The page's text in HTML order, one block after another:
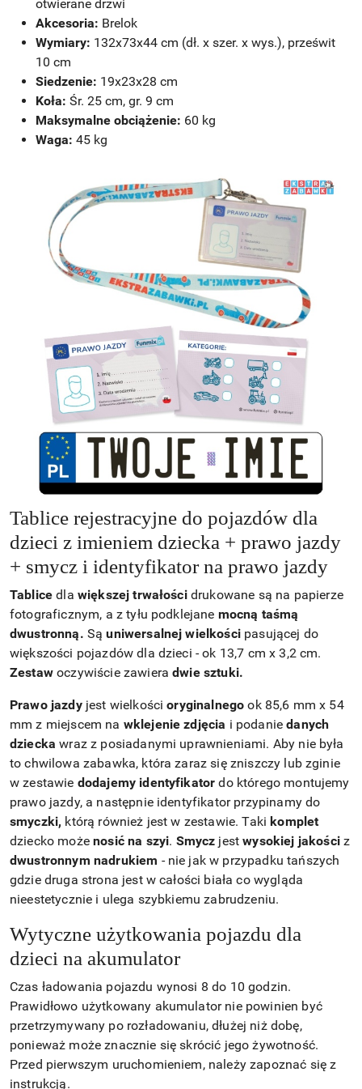
otwierane drzwi
Akcesoria: Brelok
Wymiary: 132x73x44 cm (dł. x szer. x wys.), prześwit
10 cm
Siedzenie: 19x23x28 cm
Koła: Śr. 25 cm, gr. 9 cm
Maksymalne obciążenie: 60 kg
Waga: 45 kg
Tablice rejestracyjne do pojazdów dla
dzieci z imieniem dziecka + prawo jazdy
+ smycz i identyfikator na prawo jazdy
Tablice dla większej trwałościdrukowane są na papierze
fotograficznym, a z tyłu podklejane mocną taśmą
dwustronną. Sąuniwersalnej wielkościpasującej do
większości pojazdów dla dzieci - ok 13,7 cm x 3,2 cm.
Zestawoczywiście zawieradwie sztuki.
Prawo jazdyjest wielkościoryginalnego ok 85,6 mm x 54
mm z miejscem na wklejenie zdjęcia i podaniedanych
dziecka wraz z posiadanymi uprawnieniami. Aby nie była
to chwilowa zabawka, która zaraz się zniszczy lub zginie
w zestawie dodajemy identyfikator do którego montujemy
prawo jazdy, a następnie identyfikator przypinamy do
smyczki, którą również jest w zestawie. Takikomplet
dziecko możenosić na szyi. Smycz jestwysokiej jakościz
dwustronnym nadrukiem - nie jak w przypadku tańszych
gdzie druga strona jest w całości biała co wygląda
nieestetycznie i ulega szybkiemu zabrudzeniu.
Wytyczne użytkowania pojazdu dla
dzieci na akumulator
Czas ładowania pojazdu wynosi 8 do 10 godzin.
Prawidłowo użytkowany akumulator nie powinien być
przetrzymywany po rozładowaniu, dłużej niż dobę,
ponieważ może znacznie się skrócić jego żywotność.
Przed pierwszym uruchomieniem, należy zapoznać się z
instrukcją.